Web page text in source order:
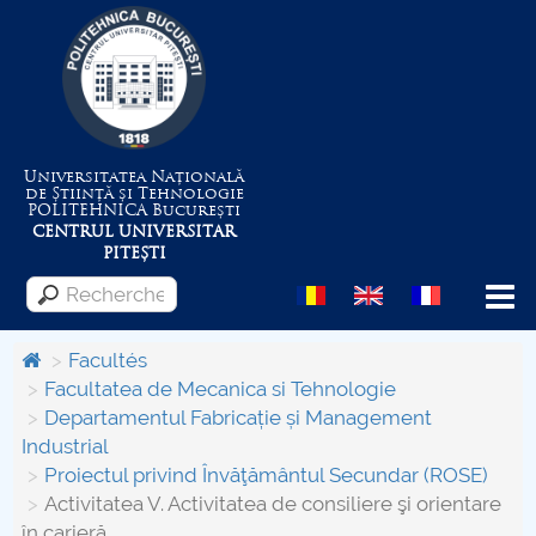
Universitatea Națională
de Știință și Tehnologie
POLITEHNICABucurești
CENTRUL UNIVERSITAR
PITEȘTI
Menu
Despre Universitate
Centrul de Management al Proiectelor
Facultés
Facultatea de Mecanica si Tehnologie
Departamentul Fabricație și Management
Industrial
Proiectul privind Învăţământul Secundar (ROSE)
Activitatea V. Activitatea de consiliere şi orientare